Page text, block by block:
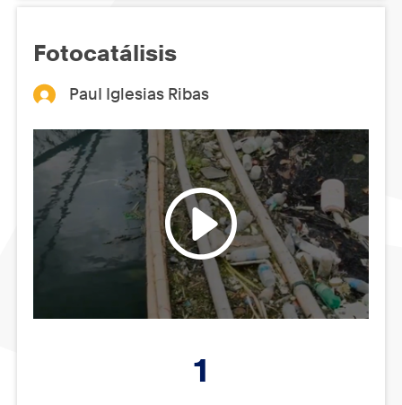
Fotocatálisis
PauI Iglesias Ribas
1